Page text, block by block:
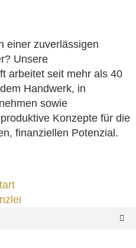
einer zuverlässigen
Unsere
arbeitet seit mehr als 40
Handwerk, in
sowie
Konzepte für die
finanziellen Potenzial.